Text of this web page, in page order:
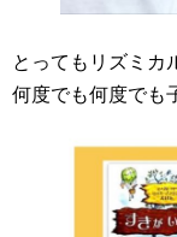
とってもリズミカ
何度でも何度でも